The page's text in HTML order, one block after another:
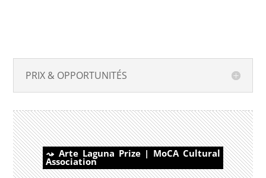
PRIX & OPPORTUNITÉS
Arte Laguna Prize | MoCA Cultural
Association